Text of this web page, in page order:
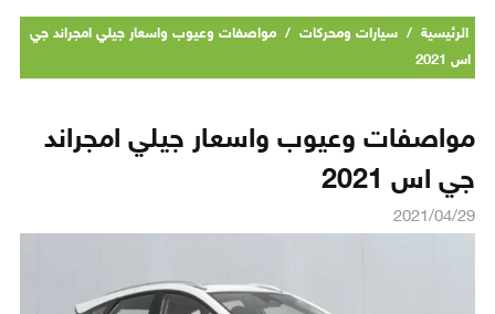
الرئيسية / سيارات ومحركات / مواصفات وعيوب واسعار جيلي امجراند جي
اس 2021
مواصفات وعيوب واسعار جيلي امجراند
جي اس 2021
2021/04/29